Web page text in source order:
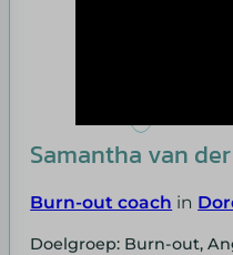
Samantha van
Burn-out coach in
Doelgroep: Burn-out,